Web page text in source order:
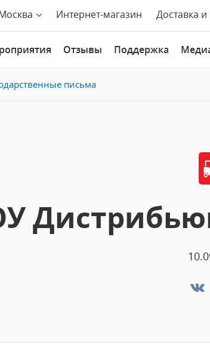
Интернет-магазин Доставка и
Отзывы Поддержка
письма